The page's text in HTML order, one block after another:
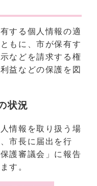
する個人情報の適
もに、市が保有す
などを請求する権
益などの保護を図
状況
情報を取り扱う場
市長に届出を行
護審議会」に報告
す。